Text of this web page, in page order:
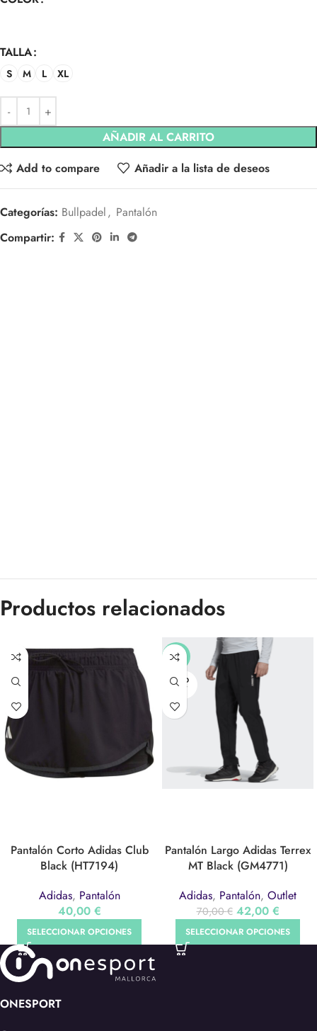
TALLA
S M L XL
AÑADIR AL CARRITO
Add to compare
Añadir a la lista de deseos
Categorías: Bullpadel, Pantalón
Compartir:
Productos relacionados
Pantalón Corto Adidas Club
Black (HT7194)
Adidas, Pantalón
40,00 €
SELECCIONAR OPCIONES
-40%
SOLD
OUT
Pantalón Largo Adidas Terrex
MT Black (GM4771)
Adidas, Pantalón, Outlet
70,00€ 42,00 €
SELECCIONAR OPCIONES
ONESPORT